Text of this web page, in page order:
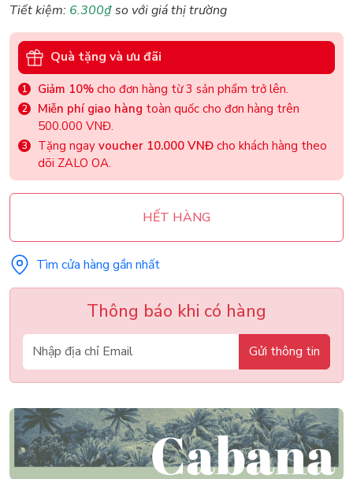
Tiết kiệm: 6.300₫so với giá thị trường
Quà tặng và ưu đãi
Giảm 10% cho đơn hàng từ 3 sản phẩm trở lên.
Miễn phí giao hàng toàn quốc cho đơn hàng trên
500.000 VNĐ.
Tặng ngay voucher 10.000 VNĐ cho khách hàng theo
dõi ZALO OA.
HẾT HÀNG
Tìm cửa hàng gần nhất
Thông báo khi có hàng
Gửi thông tin